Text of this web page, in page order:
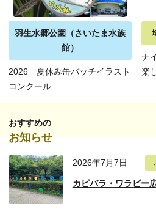
羽生水郷公園（さいたま水族
館）
2026 夏休み缶バッチイラスト
コンクール
ナ
楽
おすすめの
お知らせ
2026年7月7日
カピバラ・ワラビー